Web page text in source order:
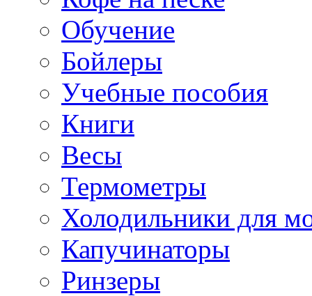
Обучение
Бойлеры
Учебные пособия
Книги
Весы
Термометры
Холодильники для
Капучинаторы
Ринзеры